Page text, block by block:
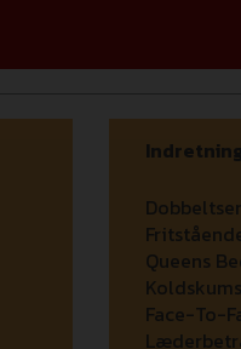
Queens
Face-To-